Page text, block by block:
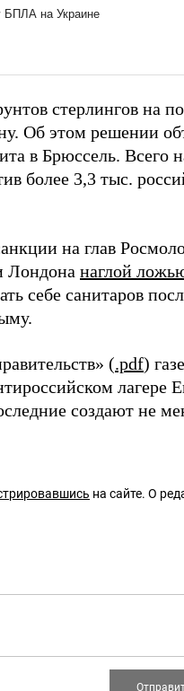
стерлингов на
Об этом решении
в Брюссель. Всего
более 3,3 тыс.
на глав
Лондона наглой
себе санитаров
(.pdf)
лагере
создают не
на сайте. О